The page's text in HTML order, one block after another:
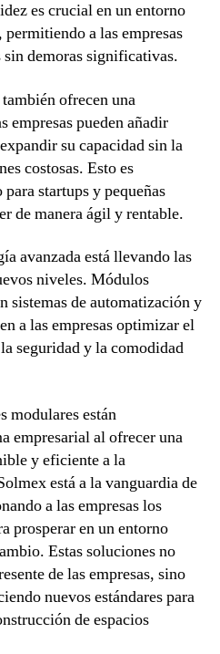
es crucial en un entorno
a las empresas
sin demoras significativas.
ofrecen una
empresas pueden añadir
su capacidad sin la
costosas. Esto es
startups y pequeñas
de manera ágil y rentable.
avanzada está llevando las
niveles. Módulos
sistemas de automatización y
a las empresas optimizar el
seguridad y la comodidad
modulares están
empresarial al ofrecer una
y eficiente a la
está a la vanguardia de
a las empresas los
prosperar en un entorno
Estas soluciones no
de las empresas, sino
nuevos estándares para
de espacios